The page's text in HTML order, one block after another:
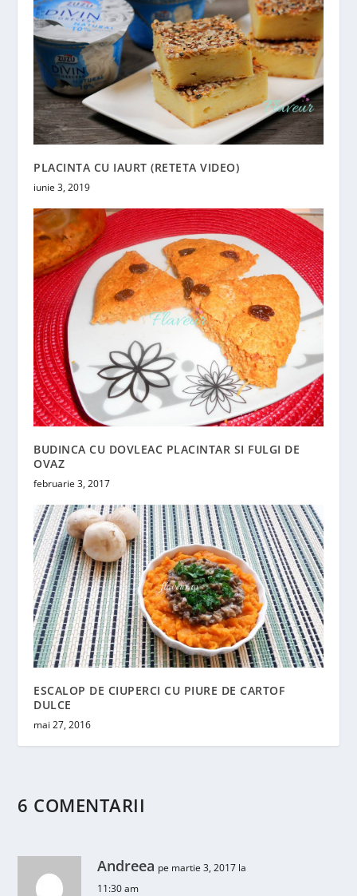
PLACINTA CU IAURT (RETETA VIDEO)
iunie 3, 2019
BUDINCA CU DOVLEAC PLACINTAR SI FULGI DE
OVAZ
februarie 3, 2017
ESCALOP DE CIUPERCI CU PIURE DE CARTOF
DULCE
mai 27, 2016
6 COMENTARII
Andreea pe martie 3, 2017 la
11:30 am